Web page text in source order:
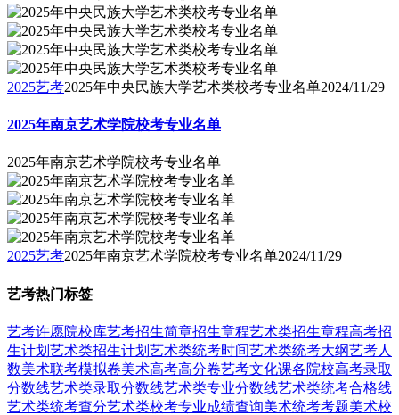
2025艺考2025年中央民族大学艺术类校考专业名单2024/11/29
2025年南京艺术学院校考专业名单
2025年南京艺术学院校考专业名单
2025艺考2025年南京艺术学院校考专业名单2024/11/29
艺考热门标签
艺考许愿院校库艺考招生简章招生章程艺术类招生章程高考招
生计划 艺术类招生计划 艺术类统考时间艺术类统考大纲艺考人
数美术联考模拟卷美术高考高分卷艺考文化课各院校高考录取
分数线艺术类录取分数线艺术类专业分数线艺术类统考合格线
艺术类统考查分艺术类校考专业成绩查询美术统考考题美术校